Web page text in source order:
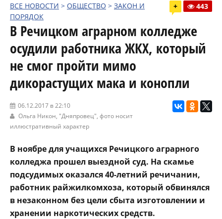
ВСЕ НОВОСТИ > ОБЩЕСТВО > ЗАКОН И
ПОРЯДОК
+ 443
В Речицком аграрном колледже
осудили работника ЖКХ, который
не смог пройти мимо
дикорастущих мака и конопли
06.12.2017 в 22:10
Ольга Никон, "Дняпровец", фото носит
иллюстративный характер
В ноябре для учащихся Речицкого аграрного
колледжа прошел выездной суд. На скамье
подсудимых оказался 40-летний речичанин,
работник райжилкомхоза, который обвинялся
в незаконном без цели сбыта изготовлении и
хранении наркотических средств.